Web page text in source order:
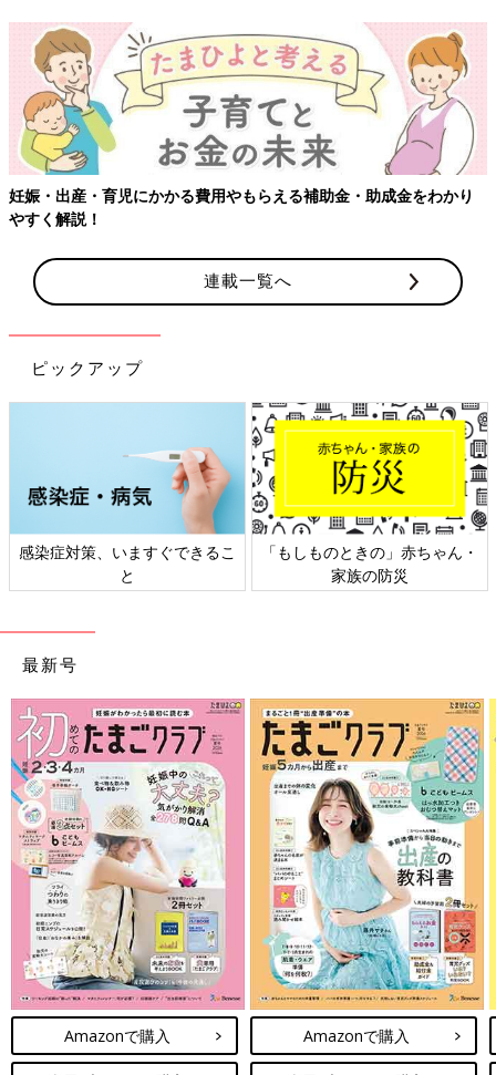
【ワクチン接種できるものも】妊婦の感染症対策、知っておいて！
連載一覧へ
ピックアップ
日本外来小児科学会リーフレッ
ト検討会
六星占術 細木かおりさんの人生
相談
最新号
Amazonで購入 Amazonで購入